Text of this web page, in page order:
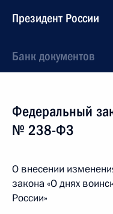
Президент России
Банк документов
Федеральный
№ 238-ФЗ
О внесении
закона «О днях
России»